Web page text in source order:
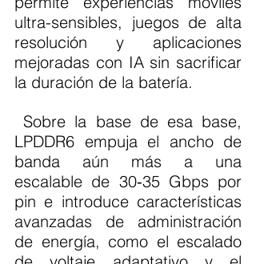
ultra-sensibles, juegos de alta
resolución y aplicaciones
mejoradas con IA sin sacrificar
la duración de la batería.
LPDDR6 empuja el ancho de
banda aún más a una
escalable de 30‐35 Gbps por
pin e introduce características
avanzadas de administración
de energía, como el escalado